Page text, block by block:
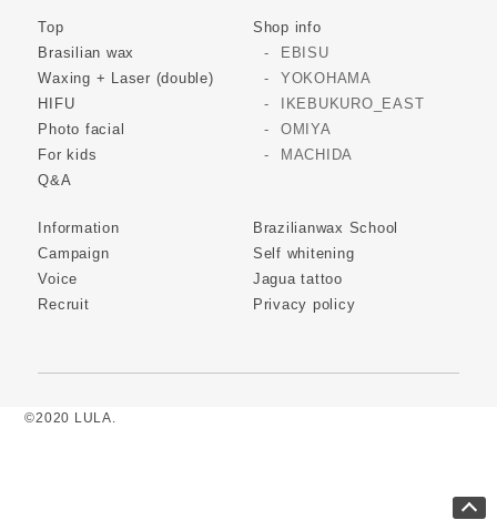
Top
Brasilian wax
Waxing + Laser (double)
HIFU
Photo facial
For kids
Q&A
Shop info
EBISU
YOKOHAMA
IKEBUKURO_EAST
OMIYA
MACHIDA
Information
Campaign
Voice
Recruit
Brazilianwax School
Self whitening
Jagua tattoo
Privacy policy
©2020 LULA.